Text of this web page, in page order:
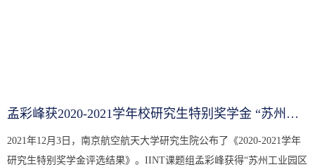
孟彩峰获2020-2021学年校研究生特别奖学金 “苏州工业园区奖学金...
2021年12月3日，南京航空航天大学研究生院公布了《2020-2021学年
研究生特别奖学金评选结果》。IINT课题组孟彩峰获得“苏州工业园区